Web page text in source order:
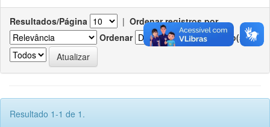
Resultados/Página | Ordenar registros por
Ordenar
Registro(s)
Resultado 1-1 de 1.